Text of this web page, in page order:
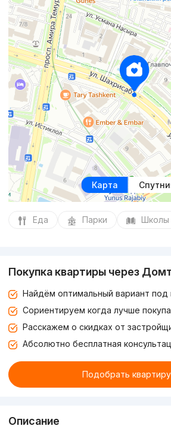
Карта
Еда Парки Школы
Покупка квартиры через
Найдём оптимальный вариант под
Сориентируем когда лучше
Расскажем о скидках от
Абсолютно бесплатная
Подобрать квартиру
Описание